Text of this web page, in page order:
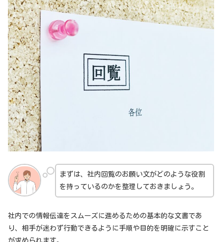
まずは、社内回覧のお願い文がどのような役割
を持っているのかを整理しておきましょう。
社内での情報伝達をスムーズに進めるための基本的な文書であ
り、相手が迷わず行動できるように手順や目的を明確に示すこと
が求められます。